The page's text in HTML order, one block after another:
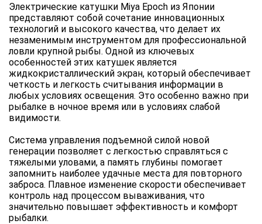
Электрические катушки Miya Epoch из Японии
представляют собой сочетание инновационных
технологий и высокого качества, что делает их
незаменимым инструментом для профессиональной
ловли крупной рыбы. Одной из ключевых
особенностей этих катушек является
жидкокристаллический экран, который обеспечивает
четкость и легкость считывания информации в
любых условиях освещения. Это особенно важно при
рыбалке в ночное время или в условиях слабой
видимости.
Система управления подъемной силой новой
генерации позволяет с легкостью справляться с
тяжелыми уловами, а память глубины помогает
запомнить наиболее удачные места для повторного
заброса. Плавное изменение скорости обеспечивает
контроль над процессом вываживания, что
значительно повышает эффективность и комфорт
рыбалки.